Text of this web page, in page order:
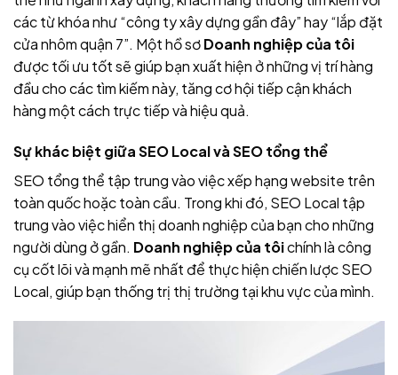
các từ khóa như “công ty xây dựng gần đây” hay “lắp đặt
cửa nhôm quận 7”. Một hồ sơDoanh nghiệp của tôi
được tối ưu tốt sẽ giúp bạn xuất hiện ở những vị trí hàng
đầu cho các tìm kiếm này, tăng cơ hội tiếp cận khách
hàng một cách trực tiếp và hiệu quả.
Sự khác biệt giữa SEO Local và SEO tổng thể
SEO tổng thể tập trung vào việc xếp hạng website trên
toàn quốc hoặc toàn cầu. Trong khi đó, SEO Local tập
trung vào việc hiển thị doanh nghiệp của bạn cho những
người dùng ở gần. Doanh nghiệp của tôichính là công
cụ cốt lõi và mạnh mẽ nhất để thực hiện chiến lược SEO
Local, giúp bạn thống trị thị trường tại khu vực của mình.